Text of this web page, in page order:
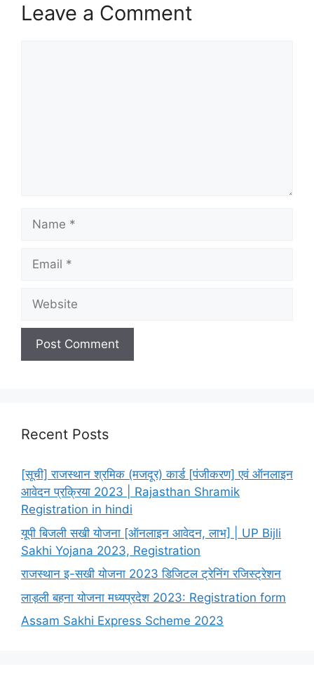
Leave a Comment
Name
Email
Website
Recent Posts
[सूची] राजस्थान श्रमिक (मजदूर) कार्ड [पंजीकरण] एवं ऑनलाइन
आवेदन प्रक्रिया 2023 | Rajasthan Shramik
Registration in hindi
यूपी बिजली सखी योजना [ऑनलाइन आवेदन, लाभ] | UP Bijli
Sakhi Yojana 2023, Registration
राजस्थान इ-सखी योजना 2023 डिजिटल ट्रेनिंग रजिस्ट्रेशन
लाड़ली बहना योजना मध्यप्रदेश 2023: Registration form
Assam Sakhi Express Scheme 2023